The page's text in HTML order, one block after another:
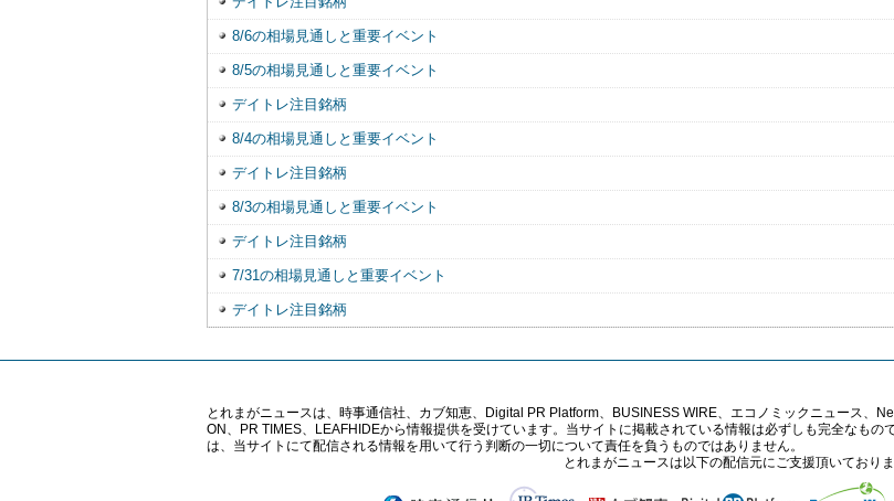
8/6の相場見通しと重要イベント
8/5の相場見通しと重要イベント
デイトレ注目銘柄
8/4の相場見通しと重要イベント
デイトレ注目銘柄
8/3の相場見通しと重要イベント
デイトレ注目銘柄
7/31の相場見通しと重要イベント
デイトレ注目銘柄
とれまがニュースは、時事通信社、カブ知恵、Digital PR Platform、BUSINESS WIRE、エコノミックニュース、
ON、PR TIMES、LEAFHIDEから情報提供を受けています。当サイトに掲載されている情報は必ずしも完全なも
は、当サイトにて配信される情報を用いて行う判断の一切について責任を負うものではありません。
とれまがニュースは以下の配信元にご支援頂いておりま